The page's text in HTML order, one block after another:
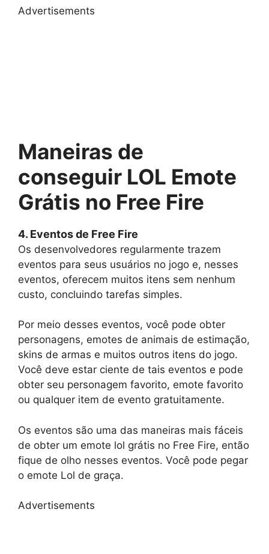
Advertisements
Maneiras de
conseguir LOL Emote
Grátis no Free Fire
4. Eventos de Free Fire
Os desenvolvedores regularmente trazem
eventos para seus usuários no jogo e, nesses
eventos, oferecem muitos itens sem nenhum
custo, concluindo tarefas simples.
Por meio desses eventos, você pode obter
personagens, emotes de animais de estimação,
skins de armas e muitos outros itens do jogo.
Você deve estar ciente de tais eventos e pode
obter seu personagem favorito, emote favorito
ou qualquer item de evento gratuitamente.
Os eventos são uma das maneiras mais fáceis
de obter um emote lol grátis no Free Fire, então
fique de olho nesses eventos. Você pode pegar
o emote Lol de graça.
Advertisements